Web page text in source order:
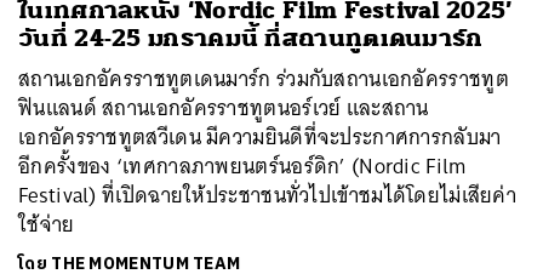
ในเทศกาลหนัง ‘Nordic Film Festival 2025’
วันที่ 24-25 มกราคมนี้ ที่สถานทูตเดนมาร์ก
สถานเอกอัครราชทูตเดนมาร์ก ร่วมกับสถานเอกอัครราชทูต
ฟินแลนด์ สถานเอกอัครราชทูตนอร์เวย์ และสถาน
เอกอัครราชทูตสวีเดน มีความยินดีที่จะประกาศการกลับมา
อีกครั้งของ ‘เทศกาลภาพยนตร์นอร์ดิก’ (Nordic Film
Festival) ที่เปิดฉายให้ประชาชนทั่วไปเข้าชมได้โดยไม่เสียค่า
ใช้จ่าย
โดย THE MOMENTUM TEAM